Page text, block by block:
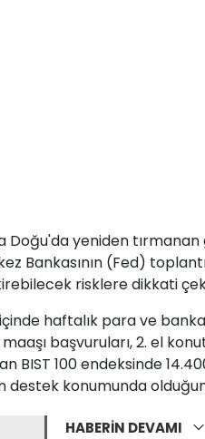
Doğu'da yeniden
Bankasının (Fed)
risklere dikkati
haftalık para ve
başvuruları, 2. el
BIST 100 endeksinde
destek konumunda
HABERİN DEVAMI